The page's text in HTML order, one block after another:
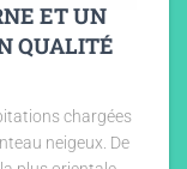
ET UN
QUALITÉ
chargées
neigeux. De